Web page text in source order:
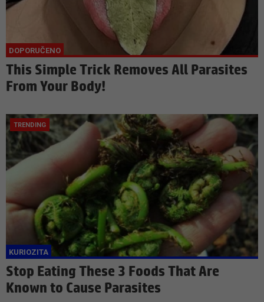
This Simple Trick Removes All Parasites
From Your Body!
Stop Eating These 3 Foods That Are
Known to Cause Parasites